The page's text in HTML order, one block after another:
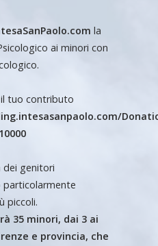
la
ai minori con
tuo contributo
dei genitori
particolarmente
piccoli.
35 minori, dai 3 ai
e provincia, che